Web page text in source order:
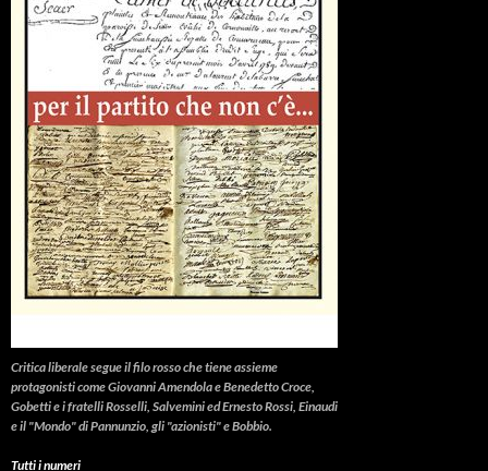
Critica liberalesegue il filo rosso che tiene assieme
protagonisti come Giovanni Amendola e Benedetto Croce,
Gobetti e i fratelli Rosselli, Salvemini ed Ernesto Rossi, Einaudi
e il "Mondo" di Pannunzio, gli "azionisti" e Bobbio.
Tutti i numeri